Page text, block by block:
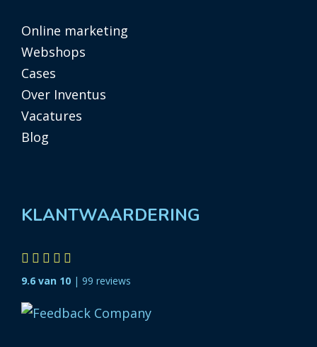
Online marketing
Webshops
Cases
Over Inventus
Vacatures
Blog
KLANTWAARDERING
9.6 van 10 | 99 reviews